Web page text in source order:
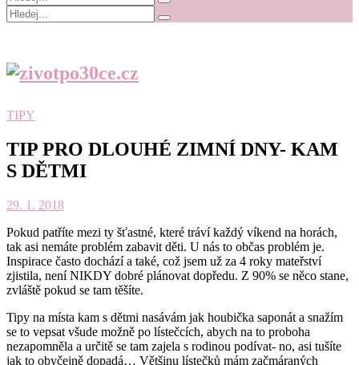
TIPY
TIP PRO DLOUHÉ ZIMNÍ DNY- KAM
S DĚTMI
29. 1. 2018
Pokud patříte mezi ty šťastné, které tráví každý víkend na horách,
tak asi nemáte problém zabavit děti. U nás to občas problém je.
Inspirace často dochází a také, což jsem už za 4 roky mateřství
zjistila, není NIKDY dobré plánovat dopředu. Z 90% se něco stane,
zvláště pokud se tam těšíte.
Tipy na místa kam s dětmi nasávám jak houbička saponát a snažím
se to vepsat všude možně po lístečcích, abych na to proboha
nezapomněla a určitě se tam zajela s rodinou podívat- no, asi tušíte
jak to obyčejně dopadá… Většinu lístečků mám začmáraných